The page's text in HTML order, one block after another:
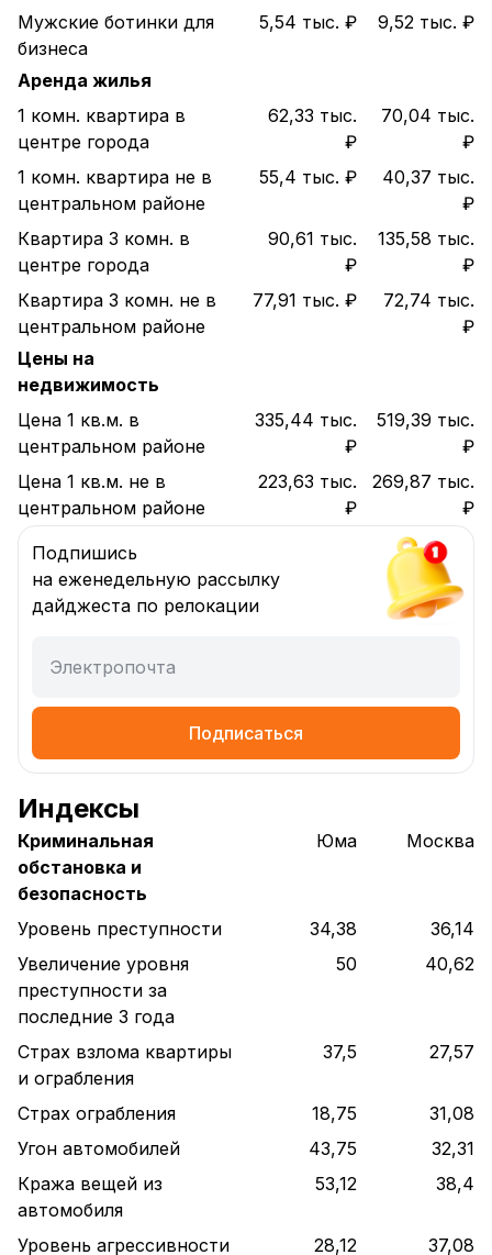
Мужские ботинки для
бизнеса
5,54 тыс. ₽ 9,52 тыс. ₽
Аренда жилья
1 комн. квартира в
центре города
62,33 тыс.
₽
70,04 тыс.
₽
1 комн. квартира не в
центральном районе
55,4 тыс. ₽
40,37 тыс.
₽
Квартира 3 комн. в
центре города
90,61 тыс.
₽
135,58 тыс.
₽
Квартира 3 комн. не в
центральном районе
77,91 тыс. ₽
72,74 тыс.
₽
Цены на
недвижимость
Цена 1 кв.м. в
центральном районе
335,44 тыс.
₽
519,39 тыс.
₽
Цена 1 кв.м. не в
центральном районе
223,63 тыс.
₽
269,87 тыс.
₽
Подпишись
на еженедельную рассылку
дайджеста по релокации
Электропочта
Подписаться
Индексы
Криминальная
обстановка и
безопасность
Юма Москва
Уровень преступности 34,38
36,14
Увеличение уровня
преступности за
последние 3 года
50 40,62
Страх взлома квартиры
и ограбления
37,5 27,57
Страх ограбления 18,75
31,08
Угон автомобилей
43,75
32,31
Кража вещей из
автомобиля
53,12 38,4
Уровень агрессивности 28,12 37,08